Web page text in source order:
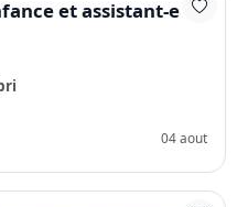
et assistant-e
04 aout